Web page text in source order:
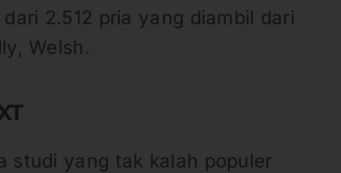
2.512 pria yang diambil dari
Welsh.
studi yang tak kalah populer